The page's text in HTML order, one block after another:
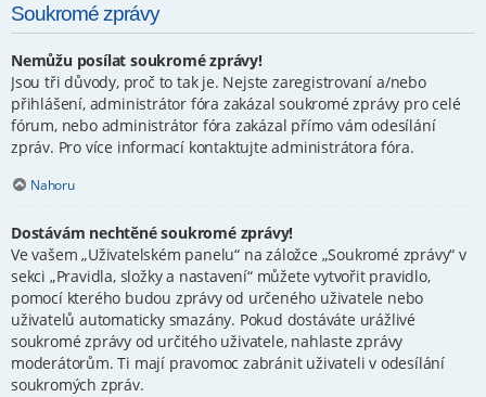
Soukromé zprávy
Nemůžu posílat soukromé zprávy!
Jsou tři důvody, proč to tak je. Nejste zaregistrovaní a/nebo
přihlášení, administrátor fóra zakázal soukromé zprávy pro celé
fórum, nebo administrátor fóra zakázal přímo vám odesílání
zpráv. Pro více informací kontaktujte administrátora fóra.
Nahoru
Dostávám nechtěné soukromé zprávy!
Ve vašem „Uživatelském panelu“ na záložce „Soukromé zprávy“ v
sekci „Pravidla, složky a nastavení“ můžete vytvořit pravidlo,
pomocí kterého budou zprávy od určeného uživatele nebo
uživatelů automaticky smazány. Pokud dostáváte urážlivé
soukromé zprávy od určitého uživatele, nahlaste zprávy
moderátorům. Ti mají pravomoc zabránit uživateli v odesílání
soukromých zpráv.